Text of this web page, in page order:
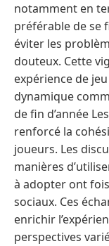
notamment en
préférable de se
éviter les
douteux. Cette
expérience de
dynamique
de fin d’année
renforcé la
joueurs. Les
manières
à adopter ont
sociaux. Ces
enrichir
perspectives